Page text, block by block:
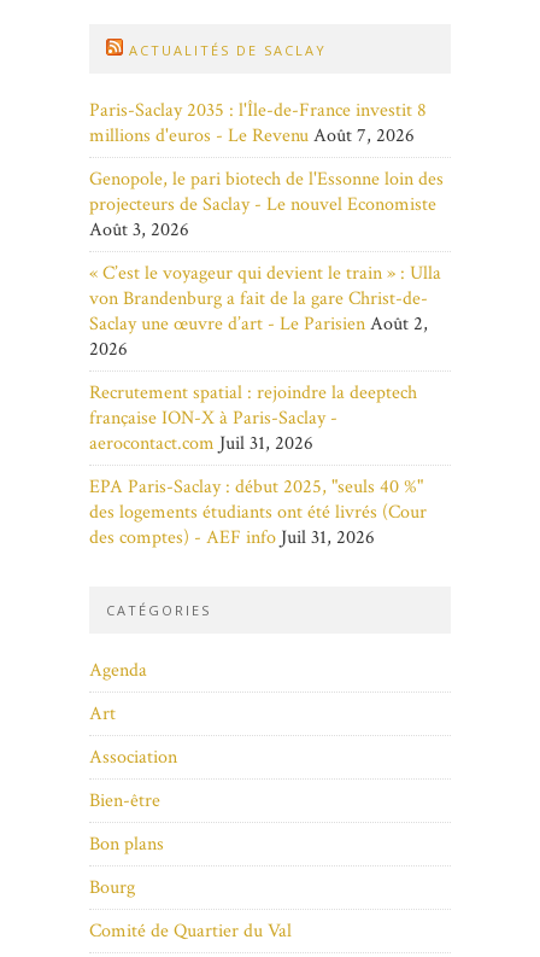
ACTUALITÉS DE SACLAY
Paris-Saclay 2035 : l'Île-de-France investit 8
millions d'euros - Le RevenuAoût 7, 2026
Genopole, le pari biotech de l'Essonne loin des
projecteurs de Saclay - Le nouvel Economiste
Août 3, 2026
« C’est le voyageur qui devient le train » : Ulla
von Brandenburg a fait de la gare Christ-de-
Saclay une œuvre d’art - Le ParisienAoût 2,
2026
Recrutement spatial : rejoindre la deeptech
française ION-X à Paris-Saclay -
aerocontact.com Juil 31, 2026
EPA Paris-Saclay : début 2025, "seuls 40 %"
des logements étudiants ont été livrés (Cour
des comptes) - AEF info Juil 31, 2026
CATÉGORIES
Agenda
Art
Association
Bien-être
Bon plans
Bourg
Comité de Quartier du Val